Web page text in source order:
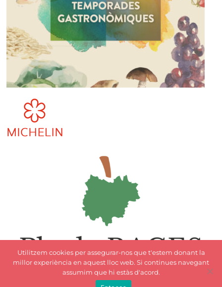
Utilitzem cookies per assegurar-nos que t'estem donant la
millor experiència en aquest lloc web. Si continues navegant
assumim que hi estàs d'acord.